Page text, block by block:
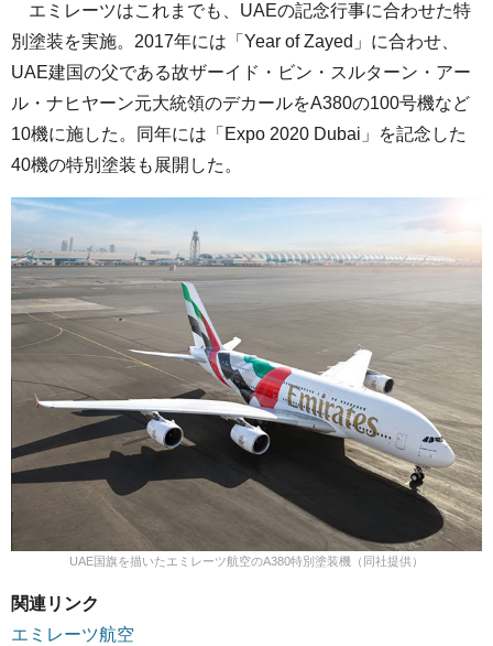
エミレーツはこれまでも、UAEの記念行事に合わせた特
別塗装を実施。2017年には「Year of Zayed」に合わせ、
UAE建国の父である故ザーイド・ビン・スルターン・アー
ル・ナヒヤーン元大統領のデカールをA380の100号機など
10機に施した。同年には「Expo 2020 Dubai」を記念した
40機の特別塗装も展開した。
UAE国旗を描いたエミレーツ航空のA380特別塗装機（同社提供）
関連リンク
エミレーツ航空